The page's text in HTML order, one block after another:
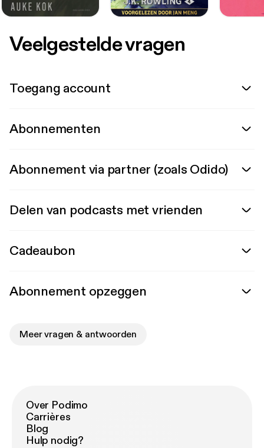
Veelgestelde vragen
Toegang account
Abonnementen
Abonnement via partner (zoals Odido)
Delen van podcasts met vrienden
Cadeaubon
Abonnement opzeggen
Meer vragen & antwoorden
Over Podimo
Carrières
Blog
Hulp nodig?